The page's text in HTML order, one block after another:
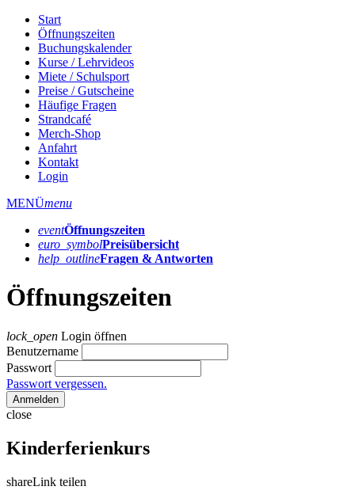
Start
Öffnungszeiten
Buchungskalender
Kurse / Lehrvideos
Miete / Schulsport
Preise / Gutscheine
Häufige Fragen
Strandcafé
Merch-Shop
Anfahrt
Kontakt
Login
MENÜmenu
eventÖffnungs­zeiten
euro_symbolPreis­übersicht
help_outlineFragen & Antworten
Öffnungszeiten
lock_open Login öffnen
Benutzername
Passwort
Passwort vergessen.
Anmelden
close
Kinderferienkurs
shareLink teilen